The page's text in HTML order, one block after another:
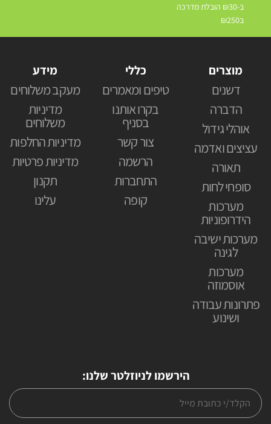
ב-₪30 הובלת מדרכה
ב₪250
מוצרים
דשנים
הדברה
אוהלי גידול
עציצים ואדמה
תאורה
סופחי לחות
מערכות
הידרופוניות
מערכות ישיבה
לגינה
מערכות
אוסמוזה
פתרונות עבודה
ושינוע
כללי
טיפים ומאמרים
בקרו אותנו
בסניף
צור קשר
הרשמה
התחברות
קופה
מידע
מעקב משלוחים
מדיניות
משלוחים
מדיניות החלפות
מדיניות פרטיות
תקנון
עלינו
הירשמו לניוזלטר שלנו: